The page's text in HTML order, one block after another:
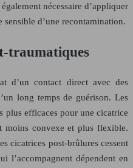
nécessaire d’appliquer
d’une recontamination.
traumatiques
d’un contact direct avec des
long temps de guérison. Les
plus efficaces pour une cicatrice
moins convexe et plus flexible.
cicatrices post-brûlures cessent
l’accompagnent dépendent en